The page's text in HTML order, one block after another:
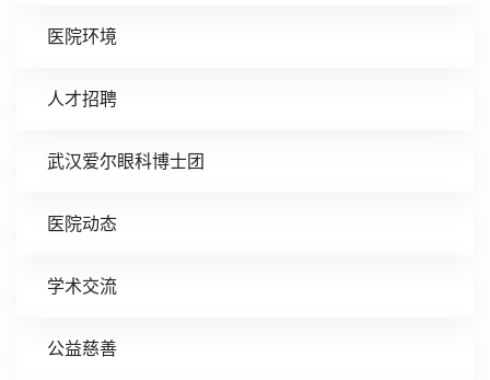
医院环境
人才招聘
武汉爱尔眼科博士团
医院动态
学术交流
公益慈善